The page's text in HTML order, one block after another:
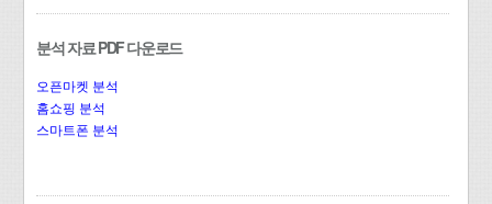
분석 자료 PDF 다운로드
오픈마켓 분석
홈쇼핑 분석
스마트폰 분석